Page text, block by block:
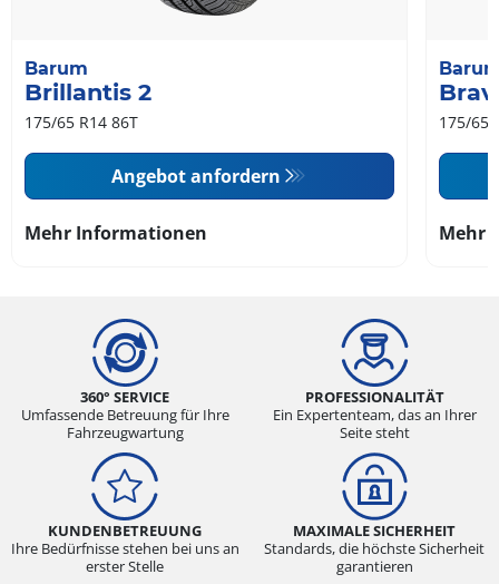
Barum
Brillantis 2
175/65 R14 86T
Angebot anfordern
Mehr Informationen
175/65
Mehr
360° SERVICE
Umfassende Betreuung für Ihre
Fahrzeugwartung
PROFESSIONALITÄT
Ein Expertenteam, das an Ihrer
Seite steht
KUNDENBETREUUNG
Ihre Bedürfnisse stehen bei uns an
erster Stelle
MAXIMALE SICHERHEIT
Standards, die höchste Sicherheit
garantieren